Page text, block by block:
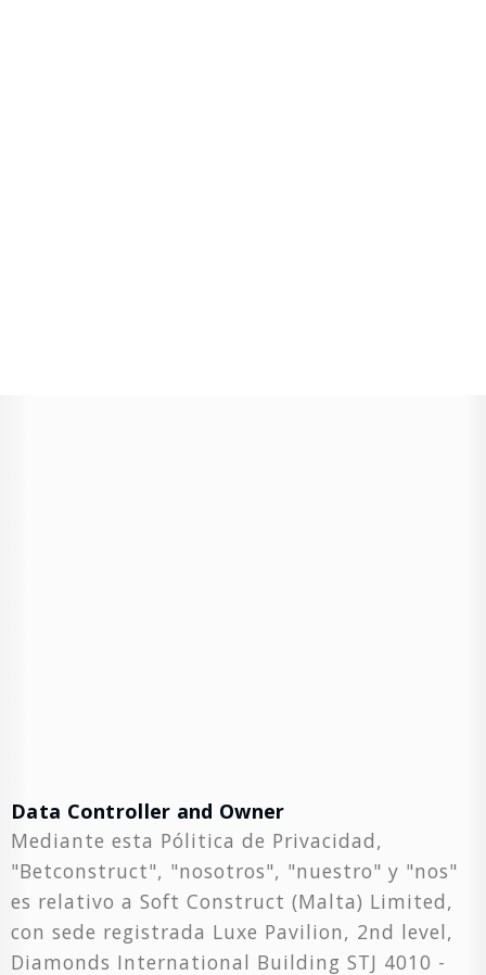
Data Controller and Owner
Mediante esta Pólitica de Privacidad,
"Betconstruct", "nosotros", "nuestro" y "nos"
es relativo a Soft Construct (Malta) Limited,
con sede registrada Luxe Pavilion, 2nd level,
Diamonds International Building STJ 4010 -